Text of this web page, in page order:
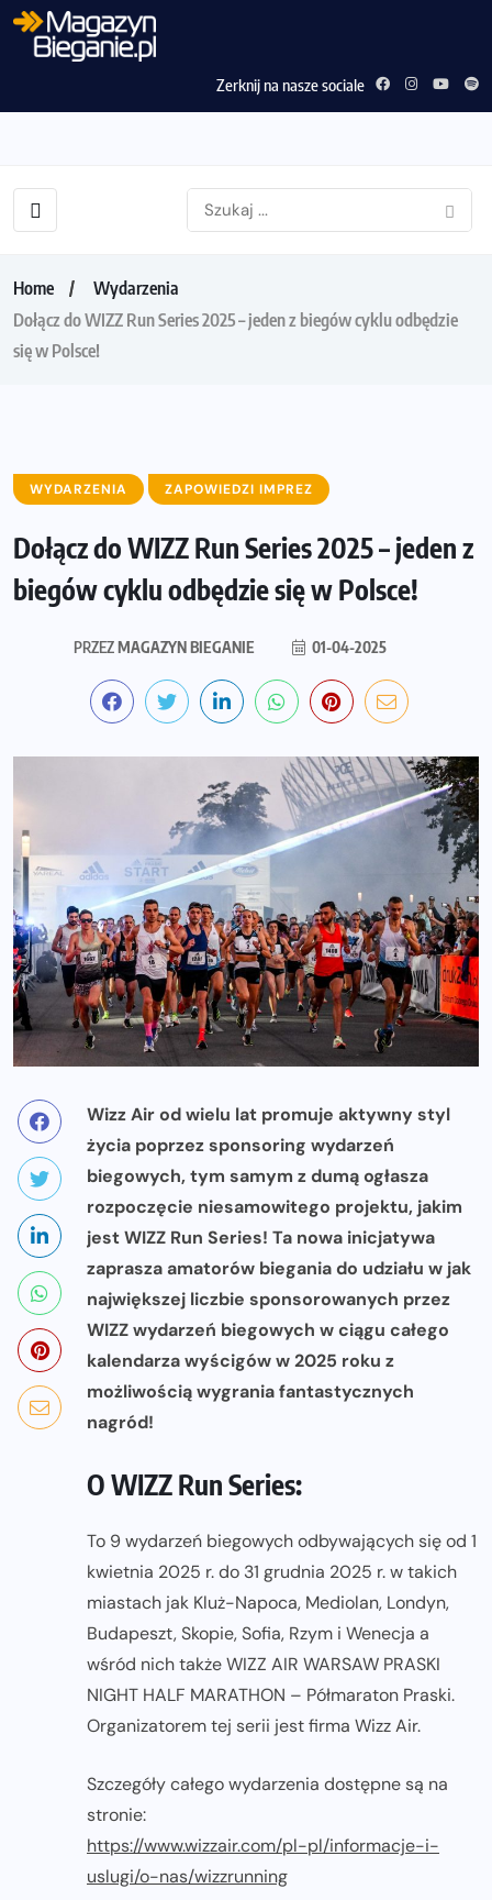
Zerknij na nasze sociale
Home
Wydarzenia
Dołącz do WIZZ Run Series 2025 – jeden z biegów cyklu odbędzie
się w Polsce!
WYDARZENIA ZAPOWIEDZI IMPREZ
Dołącz do WIZZ Run Series 2025 – jeden z
biegów cyklu odbędzie się w Polsce!
PRZEZMAGAZYN BIEGANIE 01-04-2025
Wizz Air od wielu lat promuje aktywny styl
życia poprzez sponsoring wydarzeń
biegowych, tym samym z dumą ogłasza
rozpoczęcie niesamowitego projektu, jakim
jest WIZZ Run Series! Ta nowa inicjatywa
zaprasza amatorów biegania do udziału w jak
największej liczbie sponsorowanych przez
WIZZ wydarzeń biegowych w ciągu całego
kalendarza wyścigów w 2025 roku z
możliwością wygrania fantastycznych
nagród!
O WIZZ Run Series:
To 9 wydarzeń biegowych odbywających się od 1
kwietnia 2025 r. do 31 grudnia 2025 r. w takich
miastach jak Kluż-Napoca, Mediolan, Londyn,
Budapeszt, Skopie, Sofia, Rzym i Wenecja a
wśród nich także WIZZ AIR WARSAW PRASKI
NIGHT HALF MARATHON – Półmaraton Praski.
Organizatorem tej serii jest firma Wizz Air.
Szczegóły całego wydarzenia dostępne są na
stronie:
https://www.wizzair.com/pl-pl/informacje-i-
uslugi/o-nas/wizzrunning